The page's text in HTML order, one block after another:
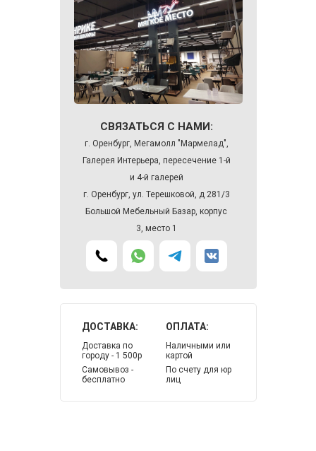
СВЯЗАТЬСЯ С НАМИ:
г. Оренбург, Мегамолл "Мармелад",
Галерея Интерьера, пересечение 1-й
и 4-й галерей
г. Оренбург, ул. Терешковой, д 281/3
Большой Мебельный Базар, корпус
3, место 1
ДОСТАВКА:
Доставка по
городу - 1 500р
Самовывоз -
бесплатно
ОПЛАТА:
Наличными или
картой
По счету для юр
лиц